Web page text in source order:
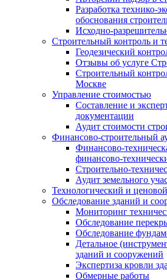
Разработка технико-
обоснования
Исходно-
Строительный контроль и
Геодезический
Отзывы об услуге
Строительный
Москве
Управление стоимостью
Составление и
документации
Аудит стоимости
Финансово-строительный
Финансово-
финансово-
Строительно-
Аудит земельного
Технологический и
Обследование зданий и
Мониторинг
Обследование
Обследование
Детальное
зданий и сооружений
Экспертиза кровли
Обмерные работы